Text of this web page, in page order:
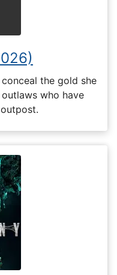
the gold she
who have